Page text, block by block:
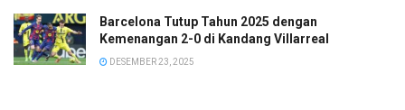
Barcelona Tutup Tahun 2025 dengan
Kemenangan 2-0 di Kandang Villarreal
DESEMBER 23, 2025